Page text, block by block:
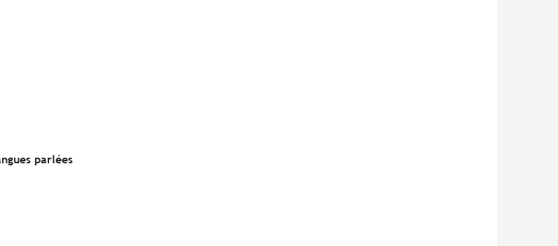
parlées
parlées